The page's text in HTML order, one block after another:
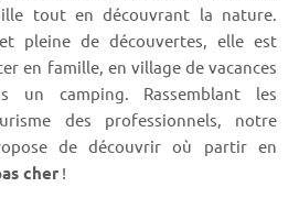
tout en découvrant la nature.
pleine de découvertes, elle est
en famille, en village de vacances
un camping. Rassemblant les
des professionnels, notre
de découvrir où partir en
cher !